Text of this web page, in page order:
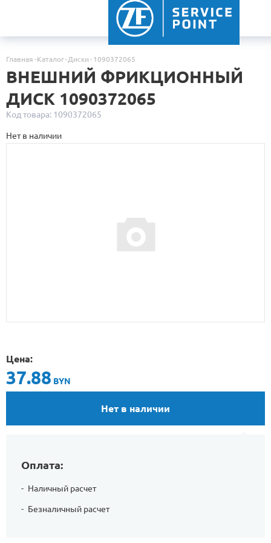
Главная Каталог Диски 1090372065
ВНЕШНИЙ ФРИКЦИОННЫЙ
ДИСК 1090372065
Код товара: 1090372065
Нет в наличии
Цена:
37.88 BYN
Нет в наличии
Оплата:
Наличный расчет
Безналичный расчет